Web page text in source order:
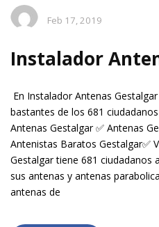
Feb 17, 2019
Instalador
En Instalador Antenas
bastantes de los 681
Antenas Gestalgar ✅ Antenas
Antenistas Baratos Gestalgar✅
Gestalgar tiene 681 ciudadanos
sus antenas y antenas
antenas de